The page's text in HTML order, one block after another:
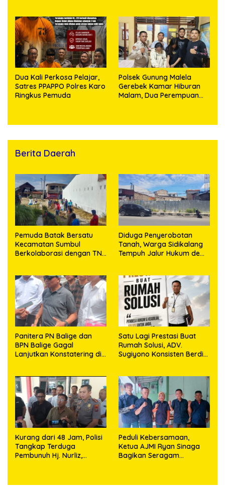
Ditangkap
Puluhan Plastik Klip
Dua Kali Perkosa Pelajar,
Satres PPAPPO Polres Karo
Ringkus Pemuda
Polsek Gunung Malela
Gerebek Kamar Hiburan
Malam, Dua Perempuan
Berita Daerah
Pemuda Batak Bersatu
Kecamatan Sumbul
Berkolaborasi dengan TNI
023/KS dan HUT Ke-81
Kemerdekaan RI
Diduga Penyerobotan
Tanah, Warga Sidikalang
Tempuh Jalur Hukum demi
Panitera PN Balige dan
BPN Balige Gagal
Lanjutkan Konstatering di
Satu Lagi Prestasi Buat
Rumah Solusi, ADV.
Sugiyono Konsisten Berdiri
Kurang dari 48 Jam, Polisi
Tangkap Terduga
Pembunuh Hj. Nurliz,
Peduli Kebersamaan,
Ketua AJMI Ryan Sinaga
Bagikan Seragam